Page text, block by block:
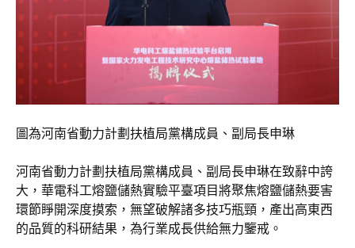
圖為河南省動力計劃扶植局黨構成員、副局長申琳
河南省動力計劃扶植局黨構成員、副局長申琳在致辭中誇
大，華電科工熔鹽儲熱實驗平臺項目將聚焦熔鹽儲熱要害
環節睜開深度摸索，無望破解諸多技巧瓶頸，產出高東西
的品質的科研結果，為行業成長供給無力鑒戒。